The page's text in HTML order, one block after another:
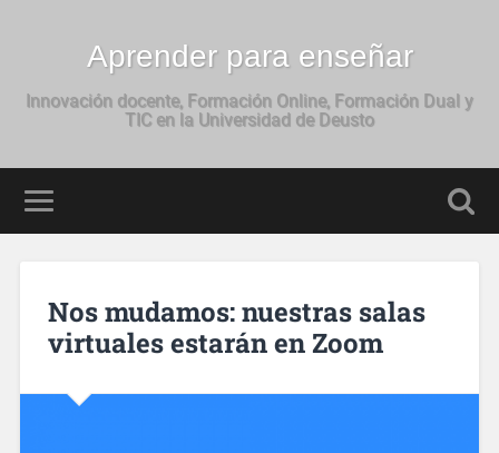
Aprender para enseñar
Innovación docente, Formación Online, Formación Dual y
TIC en la Universidad de Deusto
Nos mudamos: nuestras salas
virtuales estarán en Zoom